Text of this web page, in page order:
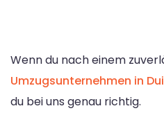
Wenn du nach einem
Umzugsunternehmen in
du bei uns genau richtig.